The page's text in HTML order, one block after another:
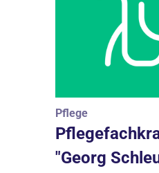
Pflege
"Georg